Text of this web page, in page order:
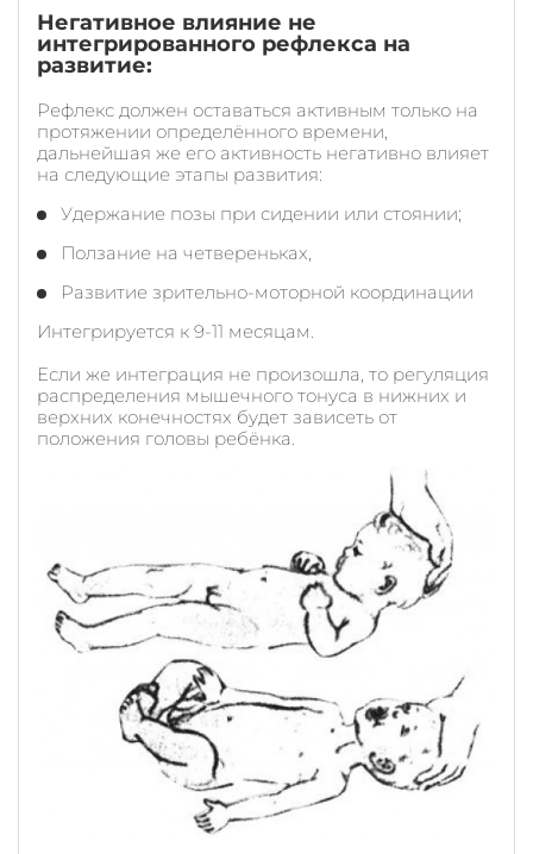
Негативное влияние не
интегрированного рефлекса на
развитие:
Рефлекс должен оставаться активным только на
протяжении определённого времени,
дальнейшая же его активность негативно влияет
на следующие этапы развития:
Удержание позы при сидении или стоянии;
Ползание на четвереньках,
Развитие зрительно-моторной координации
Интегрируется к 9-11 месяцам.
Если же интеграция не произошла, то регуляция
распределения мышечного тонуса в нижних и
верхних конечностях будет зависеть от
положения головы ребёнка.